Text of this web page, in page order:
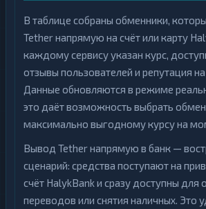
В таблице собраны обменники,
Tether напрямую на счёт или карту
каждому сервису указан курс,
отзывы пользователей и репутация
Данные обновляются в режиме
это даёт возможность выбрать
максимально выгодному курсу на
Вывод Tether напрямую в банк —
сценарий: средства поступают на
счёт HalykBank и сразу доступны для
переводов или снятия наличных. Это